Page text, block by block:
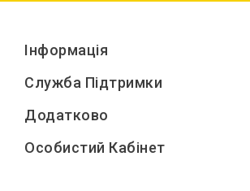
Інформація
Служба Підтримки
Додатково
Особистий Кабінет